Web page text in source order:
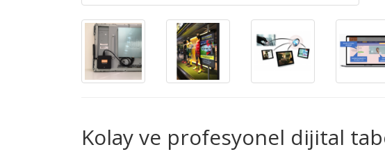
Kolay ve profesyonel dijital